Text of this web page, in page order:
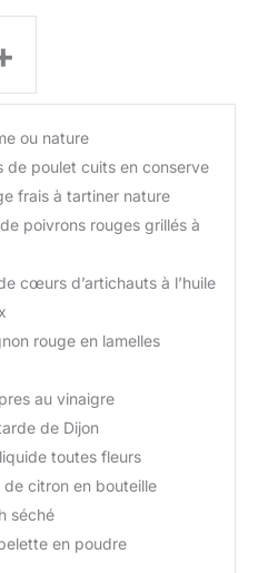
ou nature
de poulet cuits en conserve
frais à tartiner nature
poivrons rouges grillés à
cœurs d’artichauts à l’huile
rouge en lamelles
au vinaigre
de Dijon
toutes fleurs
de citron en bouteille
séché
en poudre